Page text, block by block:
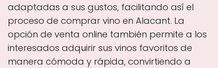
adaptadas a sus gustos, facilitando así el
proceso de comprar vino en Alacant. La
opción de venta online también permite a los
interesados adquirir sus vinos favoritos de
manera cómoda y rápida, convirtiendo a